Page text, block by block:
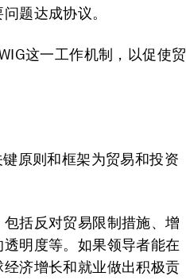
题达成协议。
这一工作机制，以促使贸
原则和框架为贸易和投资
括反对贸易限制措施、增
明度等。如果领导者能在
济增长和就业做出积极贡